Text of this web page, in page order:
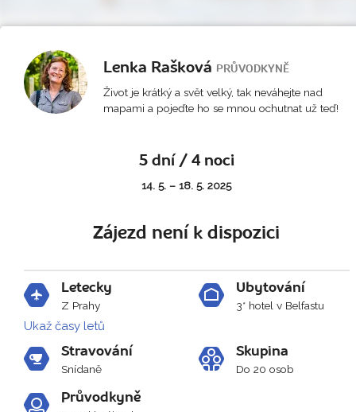
Lenka Rašková PRŮVODKYNĚ
Život je krátký a svět velký, tak neváhejte nad
mapami a pojeďte ho se mnou ochutnat už teď!
5 dní / 4 noci
14. 5. – 18. 5. 2025
Zájezd není k dispozici
Letecky
Z Prahy
Ukaž časy letů
Ubytování
3* hotel v Belfastu
Stravování
Snídaně
Skupina
Do 20 osob
Průvodkyně